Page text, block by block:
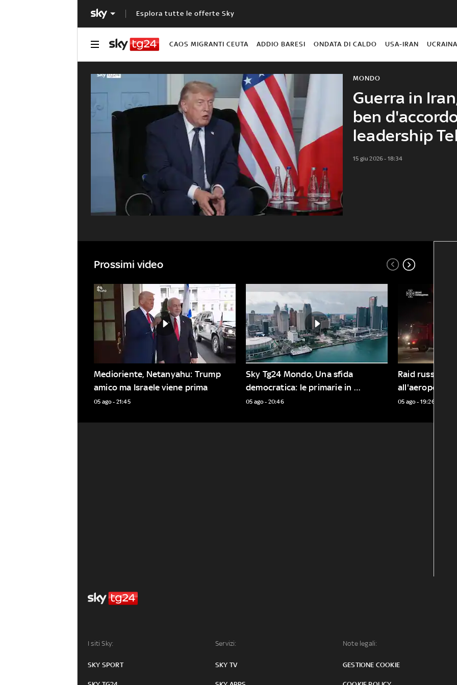
Esplora tutte le offerte Sky
CAOS MIGRANTI CEUTA ADDIO BARESI ONDATA DI CALDO USA-IRAN UCRAINA
Guerra in
ben
leadership
MONDO
15 giu 2026 - 18:34
Prossimi video
Medioriente, Netanyahu: Trump
amico ma Israele viene prima
05 ago - 21:45
Sky Tg24 Mondo, Una sfida
democratica: le primarie in
Michigan
05 ago - 20:46
Raid russi su
all'aeroporto
05 ago - 19:26
I siti Sky:
SKY SPORT
Servizi:
SKY TV
Note legali:
GESTIONE COOKIE